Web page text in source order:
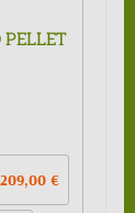
209,00 €